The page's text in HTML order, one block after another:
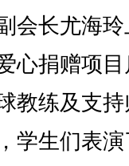
会长尤海
心捐赠项
教练及支
学生们表